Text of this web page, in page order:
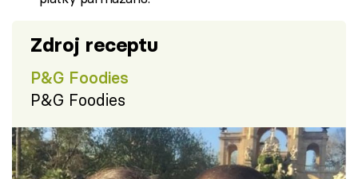
Zdroj receptu
P&G Foodies
P&G Foodies